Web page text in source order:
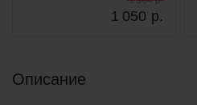
1 050 р.
Описание